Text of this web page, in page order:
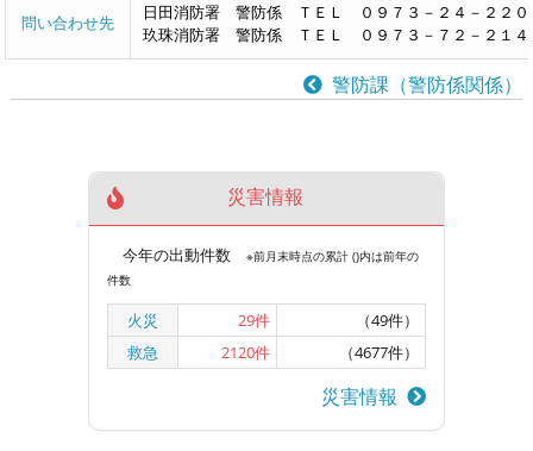
問い合わせ先
日田消防署 警防係 ＴＥＬ ０９７３－２４－２２０
玖珠消防署 警防係 ＴＥＬ ０９７３－７２－２１４
警防課（警防係関係）
災害情報
今年の出動件数
※前月末時点の累計 ()内は前年の
件数
火災 29件
（49件）
救急
2120件 （4677件）
災害情報